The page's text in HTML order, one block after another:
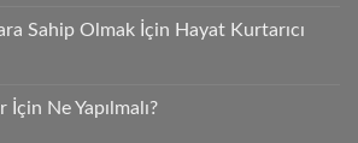
Sahip Olmak İçin Hayat Kurtarıcı
İçin Ne Yapılmalı?